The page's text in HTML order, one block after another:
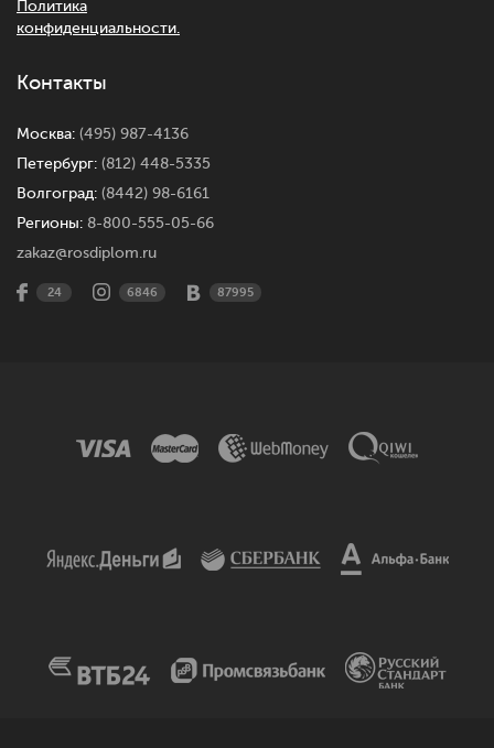
Политика
конфиденциальности.
Контакты
Москва: (495) 987-4136
Петербург: (812) 448-5335
Волгоград: (8442) 98-6161
Регионы: 8-800-555-05-66
zakaz@rosdiplom.ru
24 6846 87995